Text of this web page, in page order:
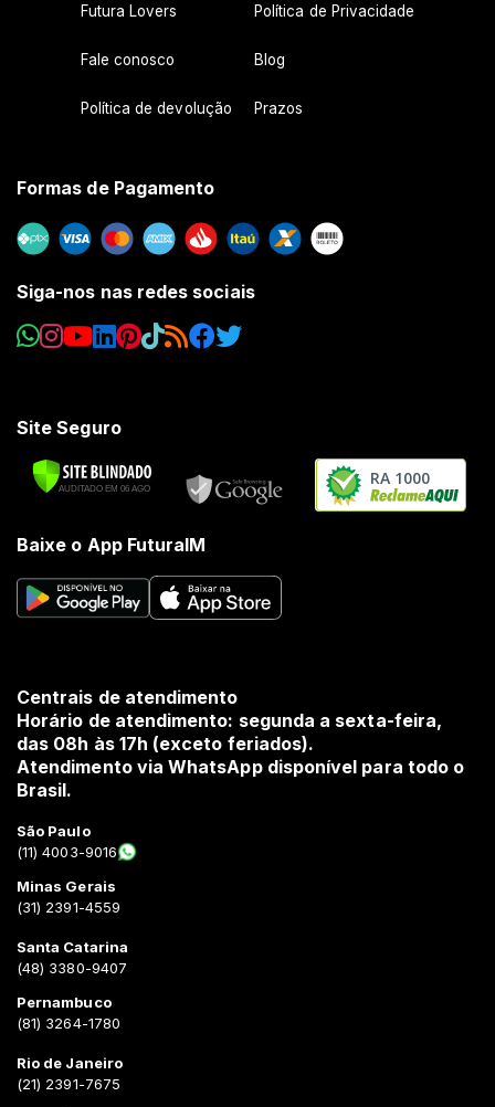
Futura Lovers Política de Privacidade
Fale conosco Blog
Política de devolução Prazos
Formas de Pagamento
Siga-nos nas redes sociais
Site Seguro
RA 1000
Baixe o App FuturaIM
Centrais de atendimento
Horário de atendimento: segunda a sexta-feira,
das 08h às 17h (exceto feriados).
Atendimento via WhatsApp disponível para todo o
Brasil.
São Paulo
(11) 4003-9016
Minas Gerais
(31) 2391-4559
Santa Catarina
(48) 3380-9407
Pernambuco
(81) 3264-1780
Rio de Janeiro
(21) 2391-7675